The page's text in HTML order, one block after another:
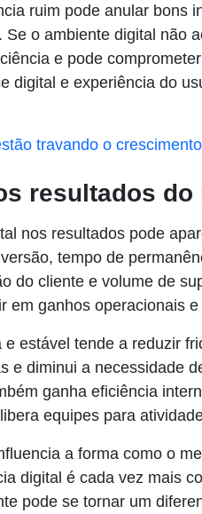
ruim pode anular bons
o ambiente digital não
e pode
digital e experiência do
travando o
resultados do
nos resultados pode
tempo de
do cliente e volume de
em ganhos operacionais
estável tende a reduzir
e diminui a necessidade
ganha eficiência
equipes para
a forma como o
digital é cada vez mais
pode se tornar um